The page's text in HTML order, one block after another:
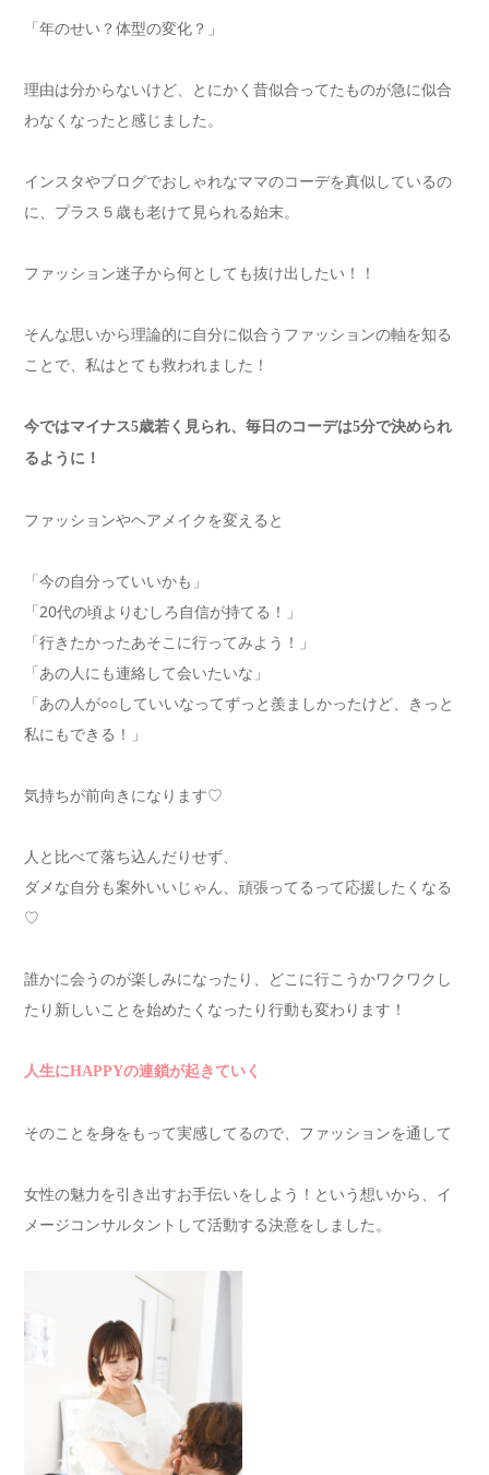
「年のせい？体型の変化？」
理由は分からないけど、とにかく昔似合ってたものが急に似合
わなくなったと感じました。
インスタやブログでおしゃれなママのコーデを真似しているの
に、プラス５歳も老けて見られる始末。
ファッション迷子から何としても抜け出したい！！
そんな思いから理論的に自分に似合うファッションの軸を知る
ことで、私はとても救われました！
今ではマイナス5歳若く見られ、毎日のコーデは5分で決められ
るように！
ファッションやヘアメイクを変えると
「今の自分っていいかも」
「20代の頃よりむしろ自信が持てる！」
「行きたかったあそこに行ってみよう！」
「あの人にも連絡して会いたいな」
「あの人が○○していいなってずっと羨ましかったけど、きっと
私にもできる！」
気持ちが前向きになります♡
人と比べて落ち込んだりせず、
ダメな自分も案外いいじゃん、頑張ってるって応援したくなる
♡
誰かに会うのが楽しみになったり、どこに行こうかワクワクし
たり新しいことを始めたくなったり行動も変わります！
人生にHAPPYの連鎖が起きていく
そのことを身をもって実感してるので、ファッションを通して
女性の魅力を引き出すお手伝いをしよう！という想いから、イ
メージコンサルタントして活動する決意をしました。